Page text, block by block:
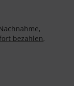
bezahlen,